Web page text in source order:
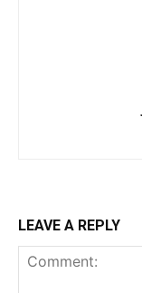
LEAVE A REPLY